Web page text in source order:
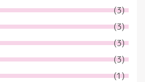
(3)
(3)
(3)
(3)
(1)